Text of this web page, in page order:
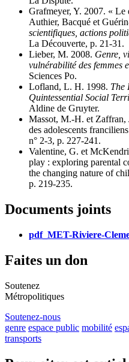
Grafmeyer, Y. 2007. « Le
Authier, Bacqué et
scientifiques, actions
La Découverte, p. 21-31.
Lieber, M. 2008. Genre,
vulnérabilité des femmes
Sciences Po.
Lofland, L. H. 1998. The
Quintessential Social
Aldine de Gruyter.
Massot, M.-H. et
des adolescents
n° 2-3, p. 227-241.
Valentine, G. et
play : exploring parental
the changing nature of
p. 219-235.
Documents joints
pdf_MET-Riviere-
Faites un don
Soutenez
Métropolitiques
Soutenez-nous
genre espace public mobilité
transports